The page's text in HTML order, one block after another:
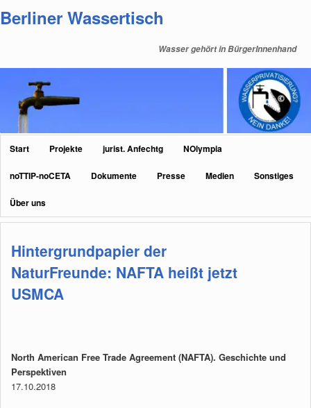
primären
sekundären
Berliner Wassertisch
Wasser gehört in BürgerInnenhand
Hauptmenü
Start Projekte jurist. Anfechtg NOlympia
noTTIP-noCETA Dokumente Presse Medien Sonstiges
Über uns
Hintergrundpapier der
NaturFreunde: NAFTA heißt jetzt
USMCA
North American Free Trade Agreement (NAFTA). Geschichte und
Perspektiven
17.10.2018